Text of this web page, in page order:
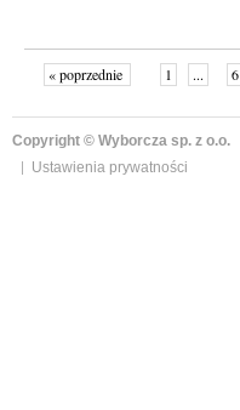
« poprzednie 1 ... 6
Copyright © Wyborcza sp. z o.o.
Ustawienia prywatności